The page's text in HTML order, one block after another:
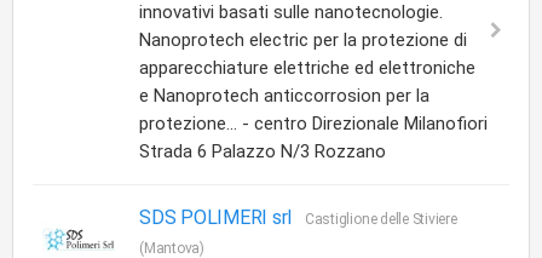
innovativi basati sulle nanotecnologie.
Nanoprotech electric per la protezione di
apparecchiature elettriche ed elettroniche
e Nanoprotech anticcorrosion per la
protezione... - centro Direzionale Milanofiori
Strada 6 Palazzo N/3 Rozzano
SDS POLIMERI srl
Castiglione delle Stiviere
(Mantova)